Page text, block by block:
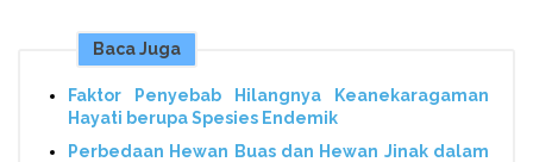
Baca Juga
Faktor Penyebab Hilangnya Keanekaragaman
Hayati berupa Spesies Endemik
Perbedaan Hewan Buas dan Hewan Jinak dalam